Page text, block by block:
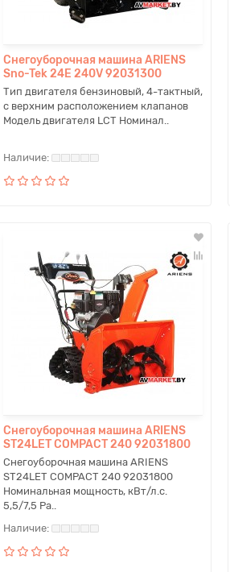
Снегоуборочная машина ARIENS
Sno-Tek 24E 240V 92031300
Тип двигателя бензиновый, 4-тактный,
с верхним расположением клапанов
Модель двигателя LCT Номинал..
Снегоуборочная машина ARIENS
ST24LET COMPACT 240 92031800
Снегоуборочная машина ARIENS
ST24LET COMPACT 240 92031800
Номинальная мощность, кВт/л.с.
5,5/7,5 Ра..